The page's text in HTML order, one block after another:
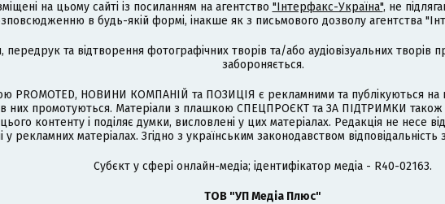
на цьому сайті із посиланням на агентство "Інтерфакс-Україна", не
в будь-якій формі, інакше як з письмового дозволу агентства
передрук та відтворення фотографічних творів та/або аудіовізуальних
забороняється.
PROMOTED, НОВИНИ КОМПАНІЙ та ПОЗИЦІЯ є рекламними та публікуються на
в них промотуються. Матеріали з плашкою СПЕЦПРОЄКТ та ЗА ПІДТРИМКИ
контенту і поділяє думки, висловлені у цих матеріалах. Редакція не несе
рекламних матеріалах. Згідно з українським законодавством
Cубєкт у сфері онлайн-медіа; ідентифікатор медіа - R40-02163.
ТОВ "УП Медіа Плюс"